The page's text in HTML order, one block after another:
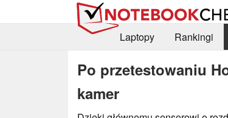
Laptopy Rankingi
Po przetestowaniu
kamer